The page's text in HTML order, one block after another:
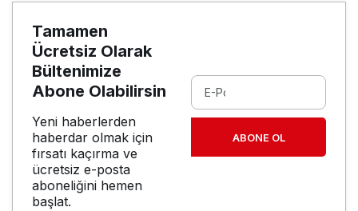
Tamamen
Ücretsiz Olarak
Bültenimize
Abone Olabilirsin
Yeni haberlerden
haberdar olmak için
fırsatı kaçırma ve
ücretsiz e-posta
aboneliğini hemen
başlat.
ABONE OL